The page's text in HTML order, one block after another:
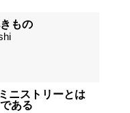
もの
ニストリーとは
ある